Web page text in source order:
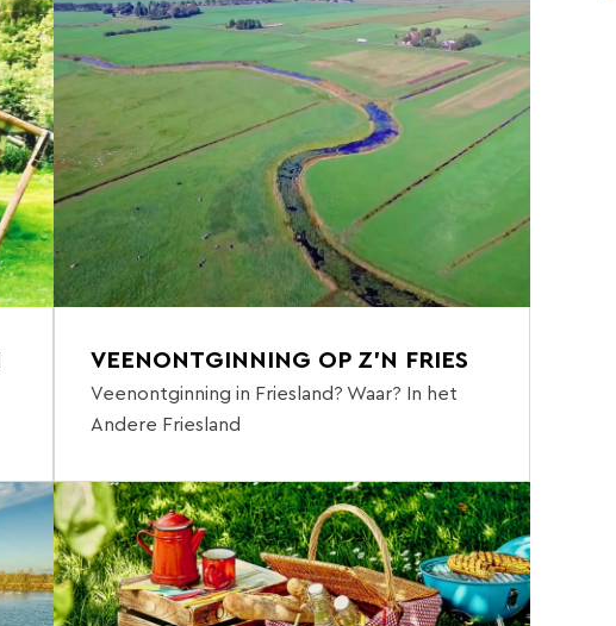
VEENONTGINNING OP Z'N FRIES
Veenontginning in Friesland? Waar? In het
Andere Friesland